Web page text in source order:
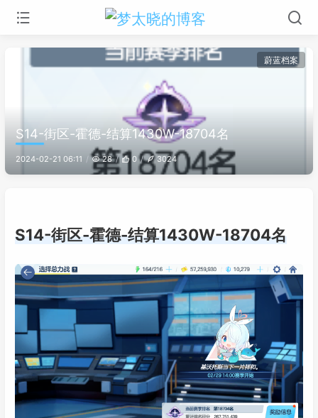
蔚蓝档案
S14-街区-霍德-结算1430W-18704名
2024-02-21 06:11 28 0 3024
S14-街区-霍德-结算1430W-18704名